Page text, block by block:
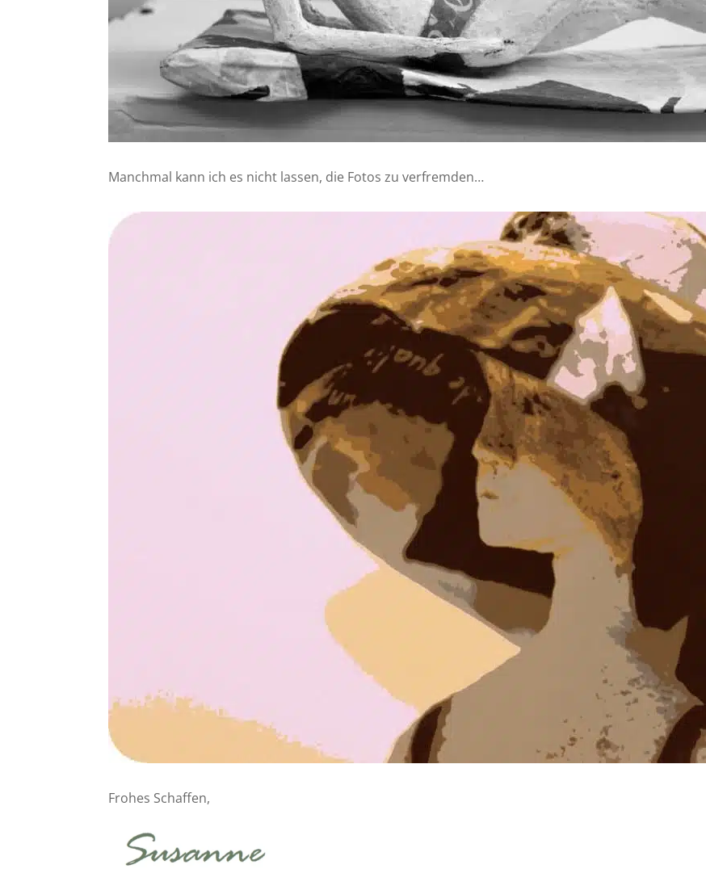
Manchmal kann ich es nicht lassen, die Fotos zu verfremden…
Frohes Schaffen,